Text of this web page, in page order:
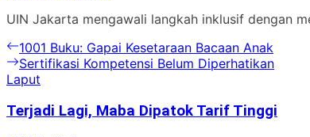
UIN Jakarta mengawali langkah inklusif dengan
Navigasi
pos
Previous
post:
1001 Buku: Gapai Kesetaraan Bacaan Anak
Next
post:
Sertifikasi Kompetensi Belum Diperhatikan
Laput
Terjadi Lagi, Maba Dipatok Tarif Tinggi